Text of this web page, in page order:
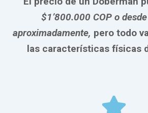
$1’800.000 COP o
aproximadamente, pero todo
las características físicas